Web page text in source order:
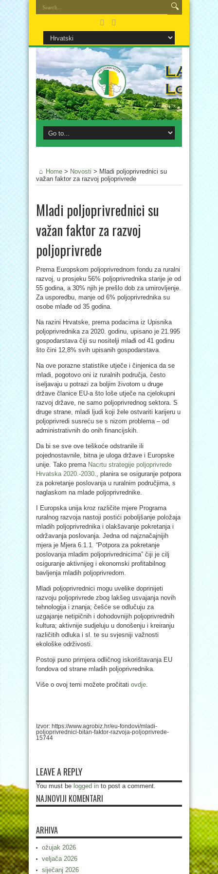
Home > Novosti > Mladi poljoprivrednici su
važan faktor za razvoj poljoprivrede
Mladi poljoprivrednici su
važan faktor za razvoj
poljoprivrede
Prema Europskom poljoprivrednom fondu za ruralni
razvoj, u prosjeku 56% poljoprivrednika starije je od
55 godina, a 30% njih je prešlo dob za umirovljenje.
Za usporedbu, manje od 6% poljoprivrednika su
osobe mlađe od 35 godina.
Na razini Hrvatske, prema podacima iz Upisnika
poljoprivrednika za 2020. godinu, upisano je 21.995
gospodarstava čiji su nositelji mlađi od 41 godinu
što čini 12,8% svih upisanih gospodarstava.
Na ove porazne statistike utječe i činjenica da se
mladi, pogotovo oni iz ruralnih područja, često
iseljavaju u potrazi za boljim životom u druge
države članice EU-a što loše utječe na cjelokupni
razvoj države, ne samo poljoprivrednog sektora. S
druge strane, mladi ljudi koji žele ostvariti karijeru u
poljoprivredi susreću se s nizom problema – od
administrativnih do onih financijskih.
Da bi se sve ove teškoće odstranile ili
pojednostavnile, bitna je uloga države i Europske
unije. Tako prema Nacrtu strategije poljoprivrede
Hrvatska 2020.-2030., planira se osiguranje potpora
za pokretanje poslovanja u ruralnim područjima, s
naglaskom na mlade poljoprivrednike.
I Europska unija kroz različite mjere Programa
ruralnog razvoja nastoji postići poboljšanje položaja
mladih poljoprivrednika i olakšavanje pokretanja i
održavanja poslovanja. Jedna od najznačajnijih
mjera je Mjera 6.1.1. “Potpora za pokretanje
poslovanja mladim poljoprivrednicima” čiji je cilj
osiguranje aktivnijeg i ekonomski profitabilnog
bavljenja mladih poljoprivredom.
Mladi poljoprivrednici mogu uvelike doprinijeti
razvoju poljoprivrede zbog lakšeg usvajanja novih
tehnologija i znanja; češće se odlučuju za
uzgajanje netipičnih i dohodovnijih poljoprivrednih
kultura; aktivnije sudjeluju u donošenju i kreiranju
različitih odluka i sl. te su svjesniji važnosti
ekološke održivosti.
Postoji puno primjera odličnog iskorištavanja EU
fondova od strane mladih poljoprivrednika.
Više o ovoj temi možete pročitati ovdje.
Izvor: https://www.agrobiz.hr/eu-fondovi/mladi-
poljoprivrednici-bitan-faktor-razvoja-poljoprivrede-
15744
LEAVE A REPLY
You must be logged in to post a comment.
NAJNOVIJI KOMENTARI
ARHIVA
ožujak 2026
veljača 2026
siječanj 2026